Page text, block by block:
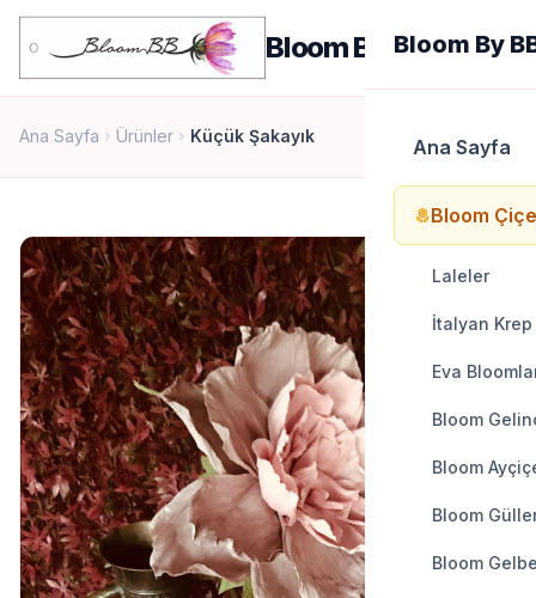
Bloom By BBBloom By
Ana Sayfa
local_floristBloom
Laleler
İtalyan
Eva
Bloom
Bloom
Bloom
Bloom
Ana Sayfa chevron_right Ürünler chevron_right Küçük Şakayık